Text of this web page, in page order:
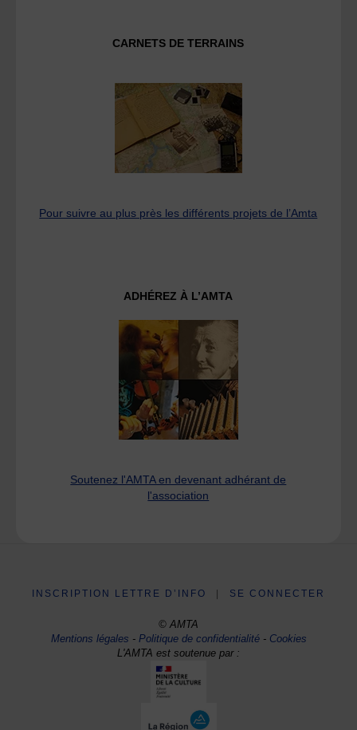
CARNETS DE TERRAINS
Pour suivre au plus près les différents projets de l’Amta
ADHÉREZ À L’AMTA
Soutenez l'AMTA en devenant adhérant de
l'association
INSCRIPTION LETTRE D’INFO SE CONNECTER
© AMTA
Mentions légales -Politique de confidentialité- Cookies
L'AMTA est soutenue par :